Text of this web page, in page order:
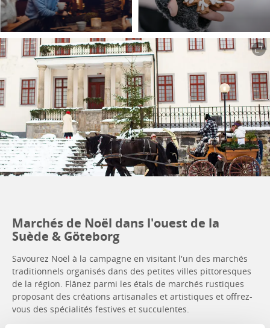
Marchés de Noël dans l'ouest de la
Suède & Göteborg
Savourez Noël à la campagne en visitant l'un des marchés
traditionnels organisés dans des petites villes pittoresques
de la région. Flânez parmi les étals de marchés rustiques
proposant des créations artisanales et artistiques et offrez-
vous des spécialités festives et succulentes.